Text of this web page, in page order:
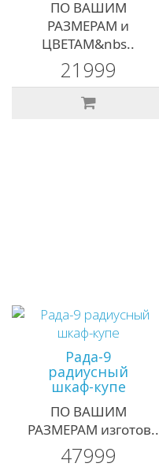
ПО ВАШИМ
РАЗМЕРАМ и
ЦВЕТАМ&nbs..
21999
Рада-9
радиусный
шкаф-купе
ПО ВАШИМ
РАЗМЕРАМ изготов..
47999